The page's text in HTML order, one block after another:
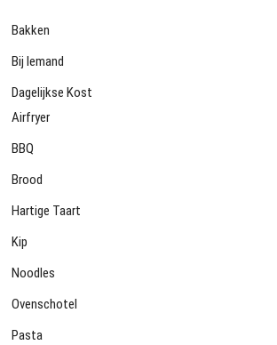
Bakken
Bij Iemand
Dagelijkse Kost
Airfryer
BBQ
Brood
Hartige Taart
Kip
Noodles
Ovenschotel
Pasta